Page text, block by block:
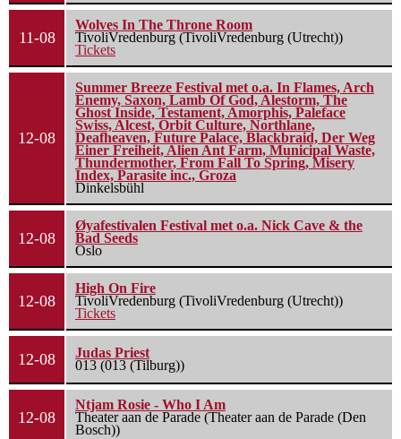
11-08
Wolves In The Throne Room
TivoliVredenburg (TivoliVredenburg (Utrecht))
Tickets
12-08
Summer Breeze Festival met o.a. In Flames, Arch
Enemy, Saxon, Lamb Of God, Alestorm, The
Ghost Inside, Testament, Amorphis, Paleface
Swiss, Alcest, Orbit Culture, Northlane,
Deafheaven, Future Palace, Blackbraid, Der Weg
Einer Freiheit, Alien Ant Farm, Municipal Waste,
Thundermother, From Fall To Spring, Misery
Index, Parasite inc., Groza
Dinkelsbühl
12-08
Øyafestivalen Festival met o.a. Nick Cave & the
Bad Seeds
Oslo
12-08
High On Fire
TivoliVredenburg (TivoliVredenburg (Utrecht))
Tickets
12-08
Judas Priest
013 (013 (Tilburg))
12-08
Ntjam Rosie - Who I Am
Theater aan de Parade (Theater aan de Parade (Den
Bosch))